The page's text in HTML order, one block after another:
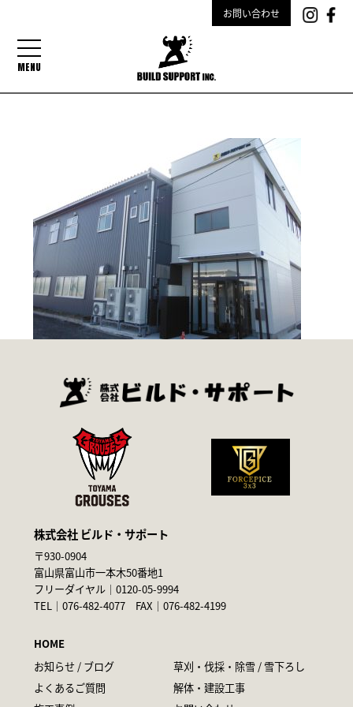
お問い合わせ
MENU
株式会社 ビルド・サポート
〒930-0904
富山県富山市一本木50番地1
フリーダイヤル｜0120-05-9994
TEL｜076-482-4077 FAX｜076-482-4199
HOME
お知らせ / ブログ
草刈・伐採・除雪 / 雪下ろし
よくあるご質問
解体・建設工事